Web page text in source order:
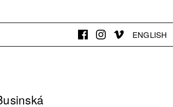
ENGLISH